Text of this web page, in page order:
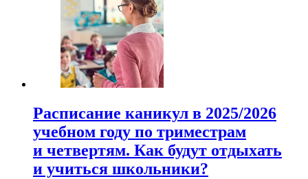
Расписание каникул в 2025/2026
учебном году по триместрам
и четвертям. Как будут отдыхать
и учиться школьники?